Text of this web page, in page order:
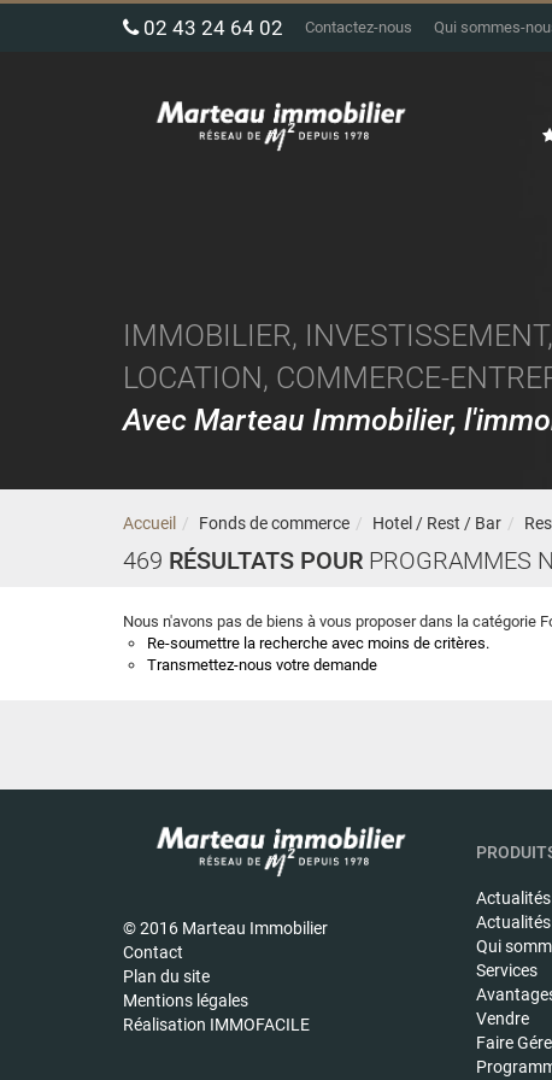
02 43 24 64 02 Contactez-nous Qui sommes-
IMMOBILIER,
LOCATION, COMMERCE-
Avec Marteau Immobilier,
Accueil Fonds de commerce Hotel / Rest / Bar
469 RÉSULTATS POUR PROGRAMMES
Nous n'avons pas de biens à vous proposer dans la
Re-soumettre la recherche avec moins de critères.
Transmettez-nous votre demande
© 2016 Marteau Immobilier
Contact
Plan du site
Mentions légales
Réalisation IMMOFACILE
Actualités
Actualités
Qui
Services
Vendre
Faire